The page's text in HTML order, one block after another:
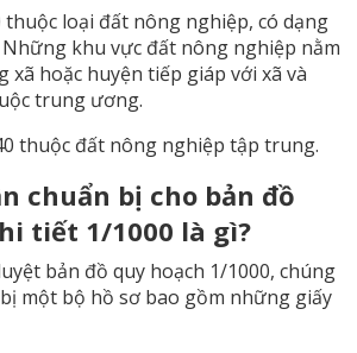
thuộc loại đất nông nghiệp, có dạng
khu vực đất nông nghiệp nằm
hoặc huyện tiếp giáp với xã và
trung ương.
thuộc đất nông nghiệp tập trung.
chuẩn bị cho bản đồ
tiết 1/1000 là gì?
bản đồ quy hoạch 1/1000, chúng
một bộ hồ sơ bao gồm những giấy